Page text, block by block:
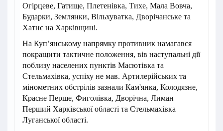
Огірцеве, Гатище, Плетенівка, Тихе, Мала Вовча,
Бударки, Землянки, Вільхуватка, Дворічанське та
Хатнє на Харківщині.
На Куп’янському напрямку противник намагався
покращити тактичне положення, вів наступальні дії
поблизу населених пунктів Масютівка та
Стельмахівка, успіху не мав. Артилерійських та
мінометних обстрілів зазнали Кам'янка, Колодязне,
Красне Перше, Фиголівка, Дворічна, Лиман
Перший Харківської області та Стельмахівка
Луганської області.